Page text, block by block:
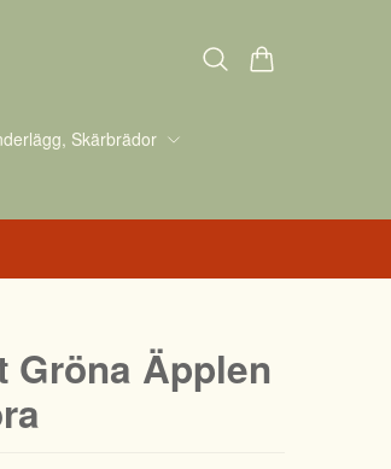
Skärbrädor
Gröna Äpplen